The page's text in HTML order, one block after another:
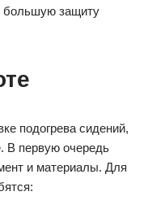
большую защиту
подогрева сидений,
В первую очередь
и материалы. Для